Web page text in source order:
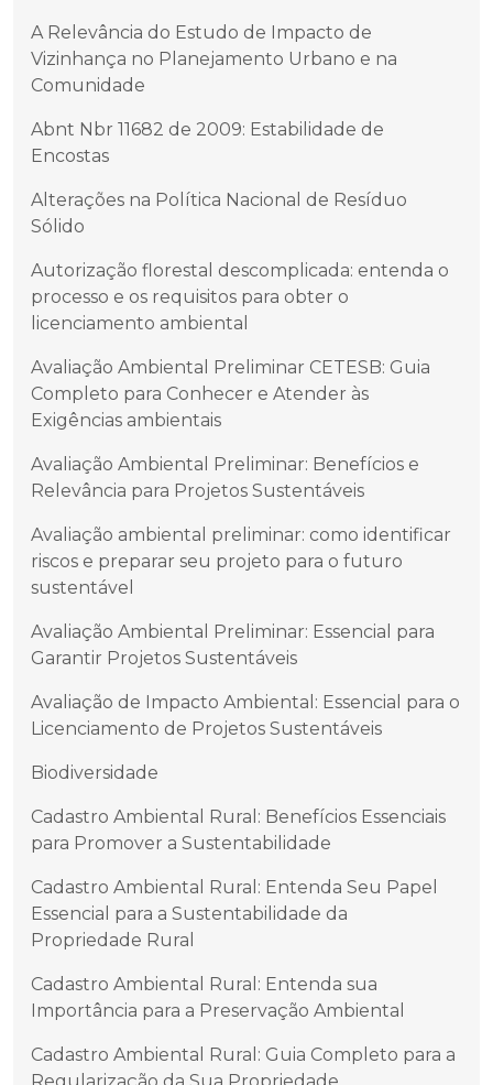
A Relevância do Estudo de Impacto de
Vizinhança no Planejamento Urbano e na
Comunidade
Abnt Nbr 11682 de 2009: Estabilidade de
Encostas
Alterações na Política Nacional de Resíduo
Sólido
Autorização florestal descomplicada: entenda o
processo e os requisitos para obter o
licenciamento ambiental
Avaliação Ambiental Preliminar CETESB: Guia
Completo para Conhecer e Atender às
Exigências ambientais
Avaliação Ambiental Preliminar: Benefícios e
Relevância para Projetos Sustentáveis
Avaliação ambiental preliminar: como identificar
riscos e preparar seu projeto para o futuro
sustentável
Avaliação Ambiental Preliminar: Essencial para
Garantir Projetos Sustentáveis
Avaliação de Impacto Ambiental: Essencial para o
Licenciamento de Projetos Sustentáveis
Biodiversidade
Cadastro Ambiental Rural: Benefícios Essenciais
para Promover a Sustentabilidade
Cadastro Ambiental Rural: Entenda Seu Papel
Essencial para a Sustentabilidade da
Propriedade Rural
Cadastro Ambiental Rural: Entenda sua
Importância para a Preservação Ambiental
Cadastro Ambiental Rural: Guia Completo para a